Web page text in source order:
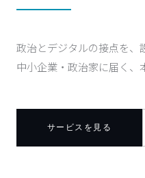
政治とデジタルの接点を、
中小企業・政治家に届く、
サービスを見る